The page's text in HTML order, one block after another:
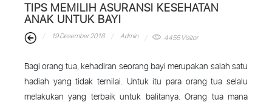
TIPS MEMILIH ASURANSI KESEHATAN
ANAK UNTUK BAYI
19 Desember 2018 Admin 4455 Visitor
Bagi orang tua, kehadiran seorang bayi merupakan salah satu
hadiah yang tidak ternilai. Untuk itu para orang tua selalu
melakukan yang terbaik untuk balitanya. Orang tua mana